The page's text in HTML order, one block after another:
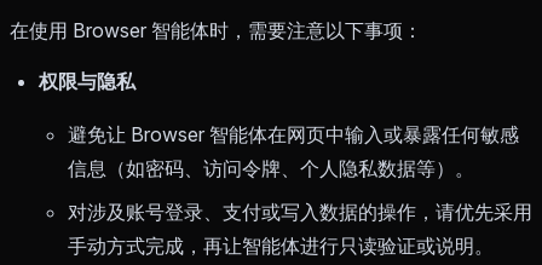
在使用 Browser 智能体时，需要注意以下事项：
权限与隐私
避免让 Browser 智能体在网页中输入或暴露任何敏感
信息（如密码、访问令牌、个人隐私数据等）。
对涉及账号登录、支付或写入数据的操作，请优先采用
手动方式完成，再让智能体进行只读验证或说明。